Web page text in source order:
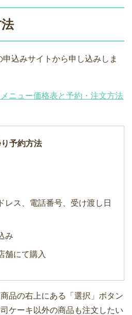
込みサイトから申し込みしま
ニュー価格表と予約・注文方法
予約方法
レス、電話番号、受け渡し日
み
舗にて購入
品の右上にある「選択」ボタン
ケーキ以外の商品も注文したい